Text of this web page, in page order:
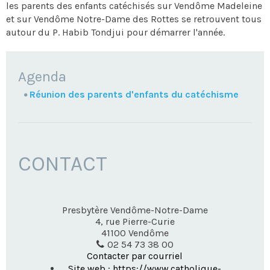
les parents des enfants catéchisés sur Vendôme Madeleine
et sur Vendôme Notre-Dame des Rottes se retrouvent tous
autour du P. Habib Tondjui pour démarrer l'année.
NAVIGATION
Agenda
Réunion des parents d'enfants du catéchisme
CONTACT
Presbytère Vendôme-Notre-Dame
4, rue Pierre-Curie
41100 Vendôme
02 54 73 38 00
Contacter par courriel